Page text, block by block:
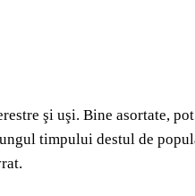
şi uşi. Bine asortate,
timpului destul de